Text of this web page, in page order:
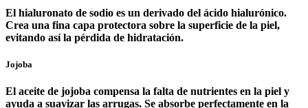
El hialuronato de sodio es un derivado del ácido hialurónico.
Crea una fina capa protectora sobre la superficie de la piel,
evitando así la pérdida de hidratación.
Jojoba
El aceite de jojoba compensa la falta de nutrientes en la piel y
ayuda a suavizar las arrugas. Se absorbe perfectamente en la